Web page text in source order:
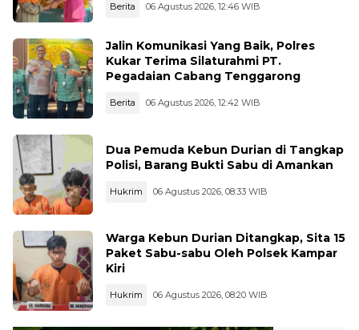
Berita 06 Agustus 2026, 12:46 WIB
Jalin Komunikasi Yang Baik, Polres
Kukar Terima Silaturahmi PT.
Pegadaian Cabang Tenggarong
Berita 06 Agustus 2026, 12:42 WIB
Dua Pemuda Kebun Durian di Tangkap
Polisi, Barang Bukti Sabu di Amankan
Hukrim 06 Agustus 2026, 08:33 WIB
Warga Kebun Durian Ditangkap, Sita 15
Paket Sabu-sabu Oleh Polsek Kampar
Kiri
Hukrim 06 Agustus 2026, 08:20 WIB